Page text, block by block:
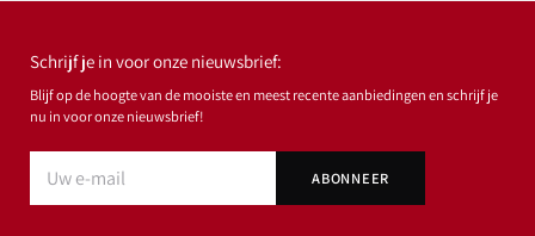
Schrijf je in voor onze nieuwsbrief:
Blijf op de hoogte van de mooiste en meest recente aanbiedingen en schrijf je
nu in voor onze nieuwsbrief!